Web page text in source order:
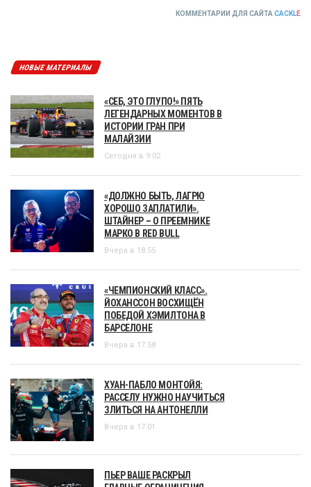
КОММЕНТАРИИ ДЛЯ САЙТА CACKLE
НОВЫЕ МАТЕРИАЛЫ
«СЕБ, ЭТО ГЛУПО!» ПЯТЬ
ЛЕГЕНДАРНЫХ МОМЕНТОВ В
ИСТОРИИ ГРАН ПРИ
МАЛАЙЗИИ
Сегодня в 9:02
«ДОЛЖНО БЫТЬ, ЛАГРЮ
ХОРОШО ЗАПЛАТИЛИ».
ШТАЙНЕР – О ПРЕЕМНИКЕ
МАРКО В RED BULL
Вчера в 18:55
«ЧЕМПИОНСКИЙ КЛАСС».
ЙОХАНССОН ВОСХИЩЁН
ПОБЕДОЙ ХЭМИЛТОНА В
БАРСЕЛОНЕ
Вчера в 17:58
ХУАН-ПАБЛО МОНТОЙЯ:
РАССЕЛУ НУЖНО НАУЧИТЬСЯ
ЗЛИТЬСЯ НА АНТОНЕЛЛИ
Вчера в 17:01
ПЬЕР ВАШЕ РАСКРЫЛ